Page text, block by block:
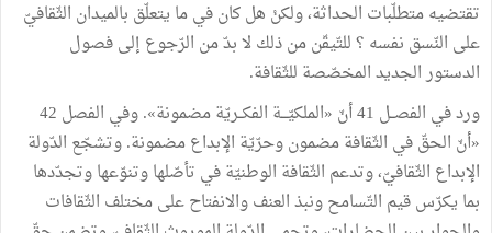
تقتضيهمتطلّبات الحداثة،ولكنْ هلكانفيما يتعلّق بالميدان الثّقافيّ
على النّسق نفسه ؟للتّيقّنمنذلك لابدّمن الرّجوع إلىفصول
الدستورالجديدالمخصّصة للثّقافة.
وردفي الفصــل 41أنّ «الملكيّـــة الفكــريّةمضمونة»
.وفي الفصل 42
«أنّ الحقّفي الثّقافةمضمونوحرّيّة الإبداعمضمونة.وتشجّع الدّولة
الإبداع الثّقافيّ،وتدعم الثّقافة الوطنيّةفي تأصّلهاوتنوّعهاوتجدّدها
بما يكرّسقيم التّسامحونبذالعنفوالانفتاحعلىمختلف الثّقافات